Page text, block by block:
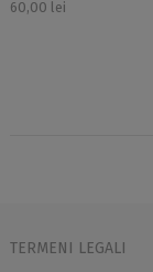
60,00 lei
TERMENI LEGALI